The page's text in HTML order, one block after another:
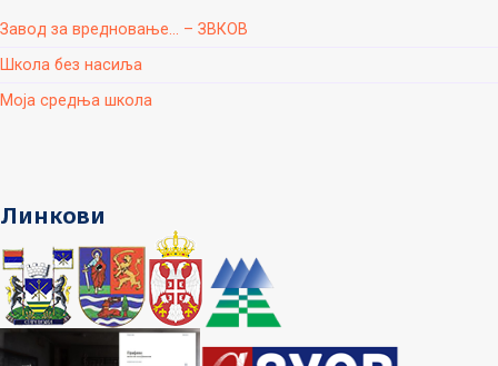
Завод за вредновање... – ЗВКОВ
Школа без насиља
Моја средња школа
Линкови